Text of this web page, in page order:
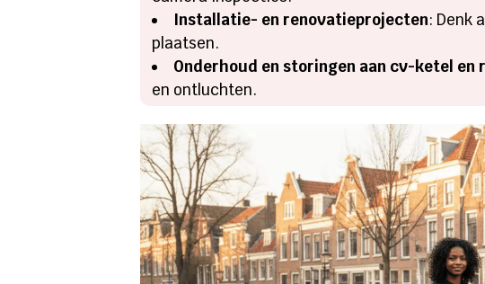
Installatie- en renovatieprojecten: Denk
plaatsen.
Onderhoud en storingen aan cv-ketel en
en ontluchten.